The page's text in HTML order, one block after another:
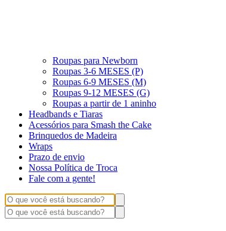
Roupas para Newborn
Roupas 3-6 MESES (P)
Roupas 6-9 MESES (M)
Roupas 9-12 MESES (G)
Roupas a partir de 1 aninho
Headbands e Tiaras
Acessórios para Smash the Cake
Brinquedos de Madeira
Wraps
Prazo de envio
Nossa Política de Troca
Fale com a gente!